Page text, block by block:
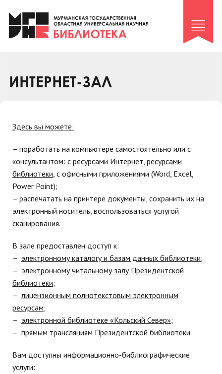
Клуб «Гиря и сельдерей»
Клуб «Семейный архив»
Коллегам
ИНТЕРНЕТ-ЗАЛ
Здесь вы можете:
– поработать на компьютере самостоятельно или с
консультантом: с ресурсами Интернет, ресурсами
библиотеки, с офисными приложениями (Word, Excel,
Power Point);
– распечатать на принтере документы, сохранить их на
электронный носитель, воспользоваться услугой
сканирования.
В зале предоставлен доступ к:
– электронному каталогу и базам данных библиотеки;
– электронному читальному залу Президентской
библиотеки;
–лицензионным полнотекстовым электронным
ресурсам;
– электронной библиотеке «Кольский Север»;
– прямым трансляциям Президентской библиотеки.
Вам доступны информационно-библиографические
услуги: